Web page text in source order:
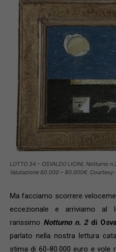
LOTTO 34 – OSVALDO LICINI, Notturno
Valutazione 60.000 – 80.000€. Courtesy:
Ma facciamo scorrere
eccezionale e arriviamo
rarissimo Notturno n. 2di
parlato nella nostra lettura
stima di 60-80.000 euro e vole